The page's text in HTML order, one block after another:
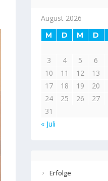
August 2026
M D M D
3
4 5 6
10
11 12 13
17
18 19 20
24
25 26 27
31
« Juli
Erfolge